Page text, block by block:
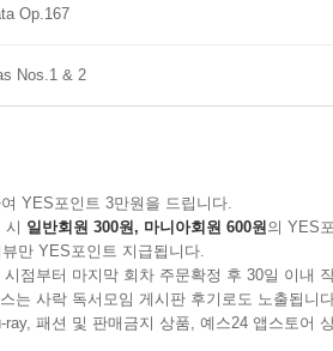
Op.167
Nos.1 & 2
YES포인트 3만원을 드립니다.
시 일반회원 300원, 마니아회원 600원의 YES
만 YES포인트 지급됩니다.
점부터 마지막 회차 주문확정 후 30일 이내
는 사락 독서모임 게시판 후기로도 노출됩니
패션 및 판매금지 상품, 예스24 앱스토어